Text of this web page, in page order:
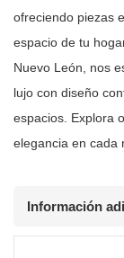
ofreciendo piezas
espacio de tu
Nuevo León, nos
lujo con diseño
espacios. Explora
elegancia en cada
Información